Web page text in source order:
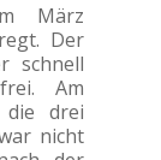
März
Der
schnell
Am
die drei
nicht